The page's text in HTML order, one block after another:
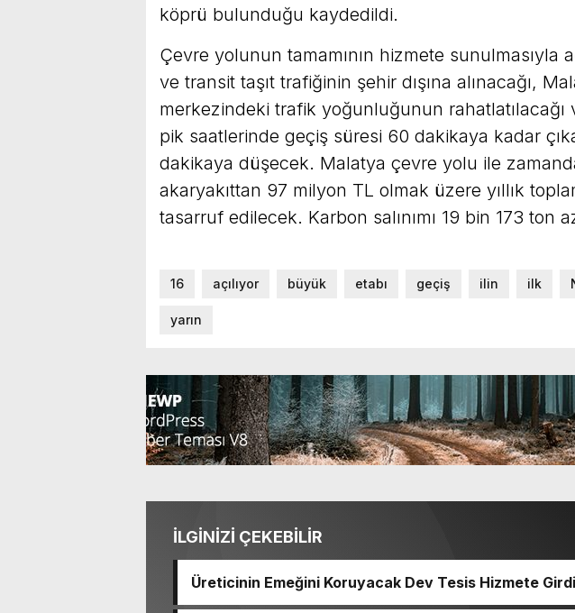
köprü bulunduğu kaydedildi.
Çevre yolunun tamamının hizmete sunulmasıyla
ve transit taşıt trafiğinin şehir dışına alınacağı,
merkezindeki trafik yoğunluğunun rahatlatılacağı
pik saatlerinde geçiş süresi 60 dakikaya kadar
dakikaya düşecek. Malatya çevre yolu ile
akaryakıttan 97 milyon TL olmak üzere yıllık
tasarruf edilecek. Karbon salınımı 19 bin 173 ton
16 açılıyor büyük etabı geçiş ilin ilk
yarın
İLGİNİZİ ÇEKEBİLİR
Üreticinin Emeğini Koruyacak Dev Tesis Hizmete Girdi